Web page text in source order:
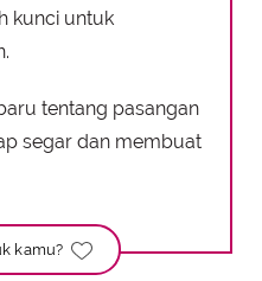
kunci untuk
tentang pasangan
segar dan membuat
kamu?